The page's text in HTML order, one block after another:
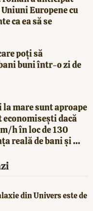
Europene cu
ca ea să se
poți să
buni într-o zi de
la mare sunt aproape
economisești dacă
h în loc de 130
reală de bani și ...
din Univers este de